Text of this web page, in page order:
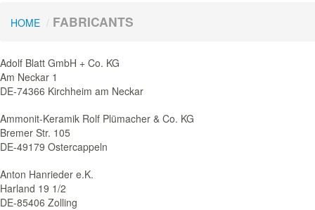
HOME / FABRICANTS
Adolf Blatt GmbH + Co. KG
Am Neckar 1
DE-74366 Kirchheim am Neckar
Ammonit-Keramik Rolf Plümacher & Co. KG
Bremer Str. 105
DE-49179 Ostercappeln
Anton Hanrieder e.K.
Harland 19 1/2
DE-85406 Zolling